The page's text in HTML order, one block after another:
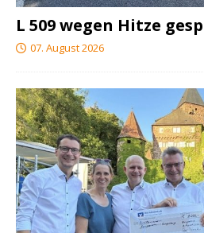
L 509 wegen Hitze
07. August 2026